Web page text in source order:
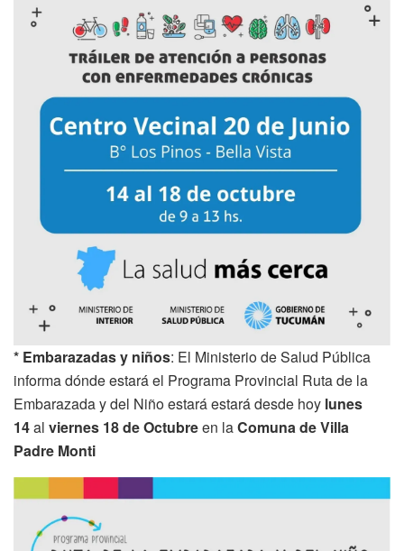
* Embarazadas y niños: El Ministerio de Salud Pública
informa dónde estará el Programa Provincial Ruta de la
Embarazada y del Niño estará estará desde hoy lunes
14al viernes 18 de Octubreen laComuna de Villa
Padre Monti